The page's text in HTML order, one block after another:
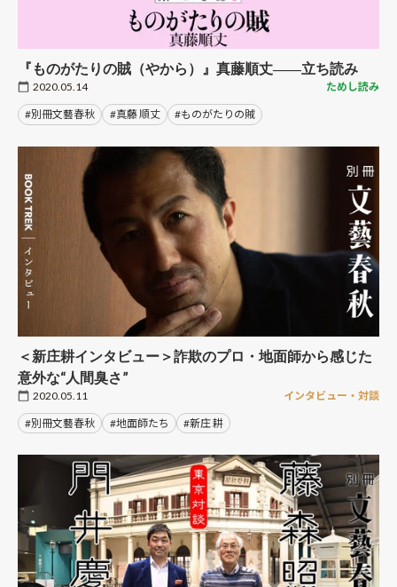
『ものがたりの賊（やから）』真藤順丈――立ち読み
2020.05.14 ためし読み
#別冊文藝春秋 #真藤 順丈 #ものがたりの賊
＜新庄耕インタビュー＞詐欺のプロ・地面師から感じた
意外な“人間臭さ”
2020.05.11 インタビュー・対談
#別冊文藝春秋 #地面師たち #新庄 耕